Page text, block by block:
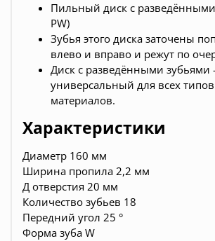
Пильный диск с
PW)
Зубья этого диска заточены
влево и вправо и режут по
Диск с разведёнными зубьями
универсальный для всех
материалов.
Характеристики
Диаметр 160 мм
Ширина пропила 2,2 мм
Д отверстия 20 мм
Количество зубьев 18
Передний угол 25 °
Форма зуба W